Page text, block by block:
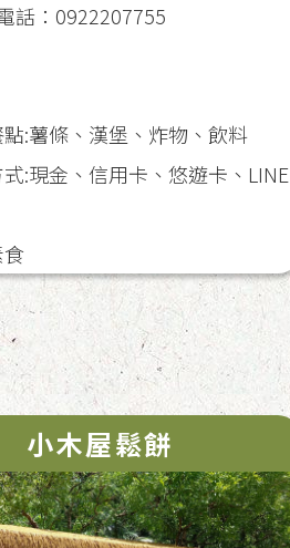
話：0922207755
:薯條、漢堡、炸物、飲料
:現金、信用卡、悠遊卡、LINE
小木屋鬆餅